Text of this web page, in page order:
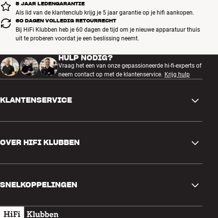
5 JAAR LEDENGARANTIE
Als lid van de klantenclub krijg je 5 jaar garantie op je hifi aankopen.
60 DAGEN VOLLEDIG RETOURRECHT
Bij HiFi Klubben heb je 60 dagen de tijd om je nieuwe apparatuur thuis
uit te proberen voordat je een beslissing neemt.
HULP NODIG?
Vraag het een van onze gepassioneerde hi-fi-experts of
neem contact op met de klantenservice. Krijg hulp
KLANTENSERVICE
Ruilen en retourneren
Bestelling herroepen
OVER HIFI KLUBBEN
Klantenclub
SNELKOPPELINGEN
Cadeaubonnen